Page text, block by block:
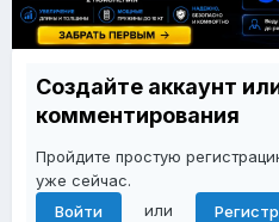
Создайте аккаунт
комментирования
Пройдите простую
уже сейчас.
Войти
или